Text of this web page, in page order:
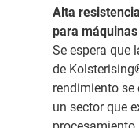
Alta
para
Se espera que
de
rendimiento se
un sector que